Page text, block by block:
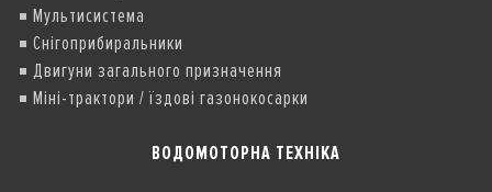
Мультисистема
Снігоприбиральники
Двигуни загального призначення
Міні-трактори / їздові газонокосарки
ВОДОМОТОРНА ТЕХНІКА